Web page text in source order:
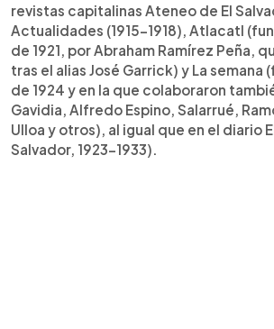
revistas capitalinas Ateneo de El
Actualidades (1915-1918), Atlacatl
de 1921, por Abraham Ramírez Peña,
tras el alias José Garrick) y La semana
de 1924 y en la que colaboraron
Gavidia, Alfredo Espino, Salarrué,
Ulloa y otros), al igual que en el diario
Salvador, 1923-1933).